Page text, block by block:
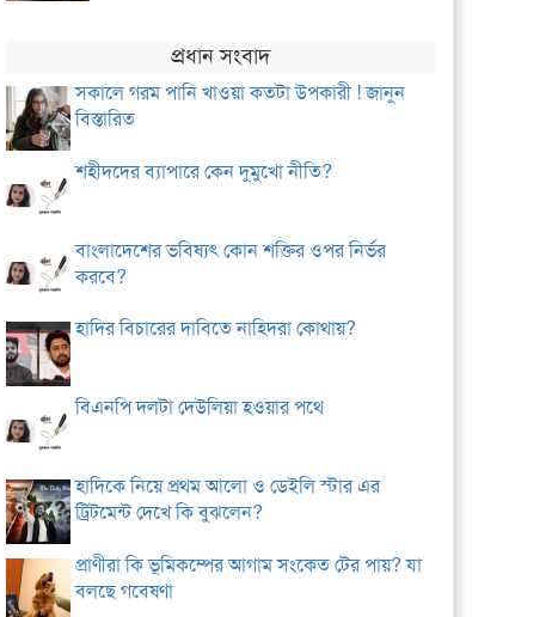
প্রধান সংবাদ
সকালে গরম পানি খাওয়া কতটা উপকারী ! জানুন
বিস্তারিত
শহীদদের ব্যাপারে কেন দুমুখো নীতি?
বাংলাদেশের ভবিষ্যৎ কোন শক্তির ওপর নির্ভর
করবে?
হাদির বিচারের দাবিতে নাহিদরা কোথায়?
বিএনপি দলটা দেউলিয়া হওয়ার পথে
হাদিকে নিয়ে প্রথম আলো ও ডেইলি স্টার এর
ট্রিটমেন্ট দেখে কি বুঝলেন?
প্রাণীরা কি ভূমিকম্পের আগাম সংকেত টের পায়? যা
বলছে গবেষণা